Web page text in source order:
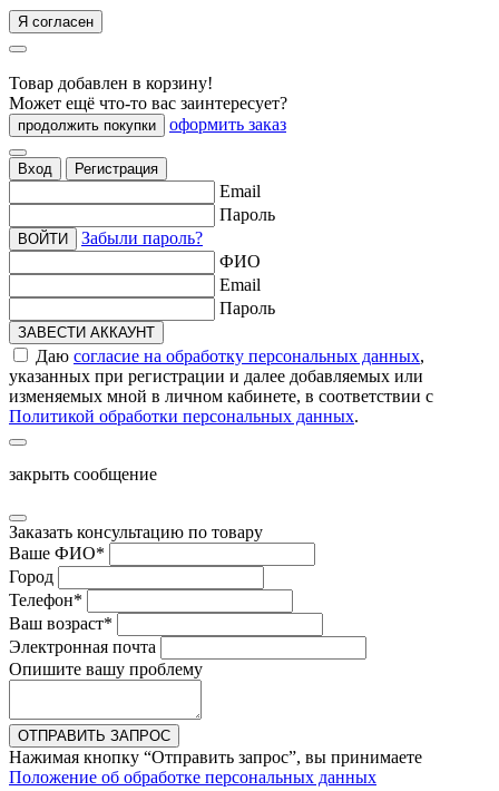
Я согласен
Товар добавлен в корзину!
Может ещё что-то вас заинтересует?
продолжить покупки оформить заказ
Вход Регистрация
Email
Пароль
ВОЙТИ
Забыли пароль?
ФИО
Email
Пароль
ЗАВЕСТИ АККАУНТ
Даю согласие на обработку персональных данных,
указанных при регистрации и далее добавляемых или
изменяемых мной в личном кабинете, в соответствии с
Политикой обработки персональных данных.
закрыть сообщение
Заказать консультацию по товару
Ваше ФИО*
Город
Телефон*
Ваш возраст*
Электронная почта
Опишите вашу проблему
ОТПРАВИТЬ ЗАПРОС
Нажимая кнопку “Отправить запрос”, вы принимаете
Положение об обработке персональных данных